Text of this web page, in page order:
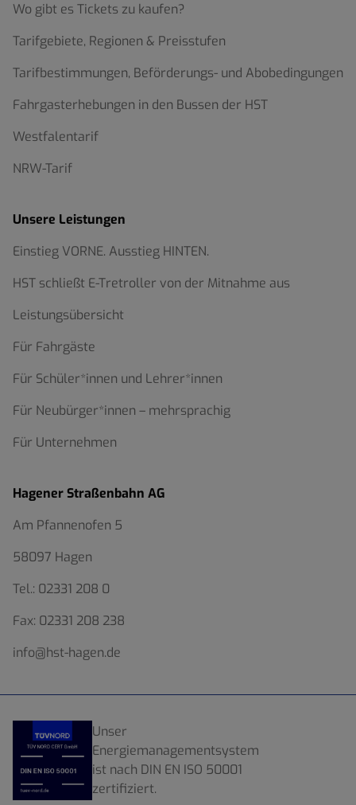
Wo gibt es Tickets zu kaufen?
Tarifgebiete, Regionen & Preisstufen
Tarifbestimmungen, Beförderungs- und Abobedingungen
Fahrgasterhebungen in den Bussen der HST
Westfalentarif
NRW-Tarif
Unsere Leistungen
Einstieg VORNE. Ausstieg HINTEN.
HST schließt E-Tretroller von der Mitnahme aus
Leistungsübersicht
Für Fahrgäste
Für Schüler*innen und Lehrer*innen
Für Neubürger*innen – mehrsprachig
Für Unternehmen
Hagener Straßenbahn AG
Am Pfannenofen 5
58097 Hagen
Tel.: 02331 208 0
Fax: 02331 208 238
info@hst-hagen.de
Unser
Energiemanagementsystem
ist nach DIN EN ISO 50001
zertifiziert.